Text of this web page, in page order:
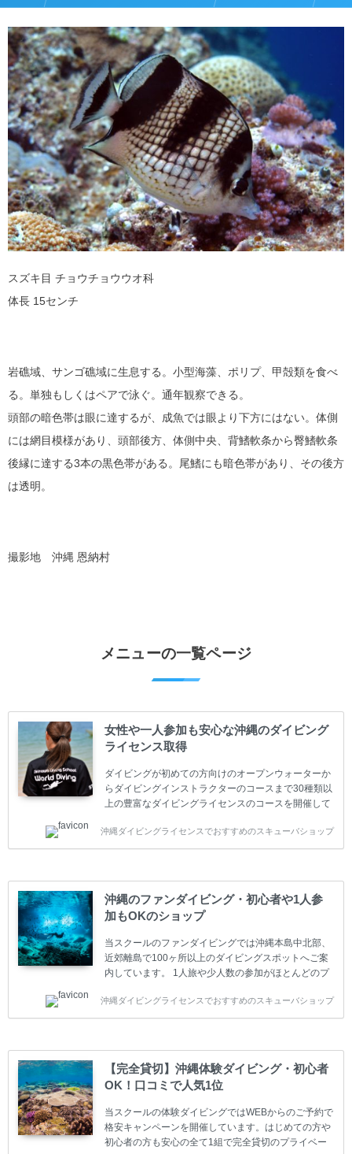
スズキ目 チョウチョウウオ科
体長 15センチ
岩礁域、サンゴ礁域に生息する。小型海藻、ポリプ、甲殻類を食べ
る。単独もしくはペアで泳ぐ。通年観察できる。
頭部の暗色帯は眼に達するが、成魚では眼より下方にはない。体側
には網目模様があり、頭部後方、体側中央、背鰭軟条から臀鰭軟条
後縁に達する3本の黒色帯がある。尾鰭にも暗色帯があり、その後方
は透明。
撮影地 沖縄 恩納村
メニューの一覧ページ
女性や一人参加も安心な沖縄のダイビング
ライセンス取得
ダイビングが初めての方向けのオープンウォーターか
らダイビングインストラクターのコースまで30種類以
上の豊富なダイビングライセンスのコースを開催して
(TEC)のコースもご用意しています。 当スクールを受
講するお客様は一人参加などの少人数のご参加が最も
スクールです。各種ダイビングライセンス取得コース
は年間を通じてキャンペーンを行っています。 ベーシ
ックダイバー(Cカード) 1日間+eラーニング 最安値キ
ャンペーン ￥22800(税込) ￥16800(税込) 器材 / 送
迎 / 保険 / 全て込み ダイビング...
沖縄ダイビングライセンスでおすすめのスキューバショップ
沖縄のファンダイビング・初心者や1人参
加もOKのショップ
当スクールのファンダイビングでは沖縄本島中北部、
近郊離島で100ヶ所以上のダイビングスポットへご案
内しています。 1人旅や少人数の参加がほとんどのプ
の方も安心して楽しめるようにリフレッシュダイビン
グコースもご用意しています。お1人様も初心者の方
イセンスを取得したお客様、ファンダイビングのリピ
ーター様はファンダイビングの全てのコース費が
10%OFF、フル器材レンタルが50%OFFになります。
沖縄本島周辺ビーチ・ファンダイビング ￥13800(税
込)【 2ビーチ 】 ウエイト / タンク / 送迎...
沖縄ダイビングライセンスでおすすめのスキューバショップ
【完全貸切】沖縄体験ダイビング・初心者
OK！口コミで人気1位
当スクールの体験ダイビングではWEBからのご予約で
格安キャンペーンを開催しています。はじめての方や
初心者の方も安心の全て1組で完全貸切のプライベー